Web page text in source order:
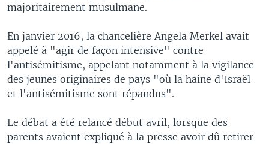
majoritairement musulmane.
En janvier 2016, la chancelière Angela Merkel avait
appelé à "agir de façon intensive" contre
l'antisémitisme, appelant notamment à la vigilance
des jeunes originaires de pays "où la haine d'Israël
et l'antisémitisme sont répandus".
Le débat a été relancé début avril, lorsque des
parents avaient expliqué à la presse avoir dû retirer